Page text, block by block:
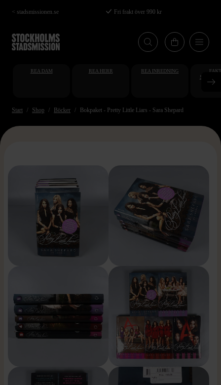
Hoppa
till
huvudinnehåll
< stadsmissionen.se Fri frakt över 990 kr
REA DAM REA HERR REA INREDNING
Start Shop Böcker Bokpaket - Pretty Little Liars - Sara Shepard
>